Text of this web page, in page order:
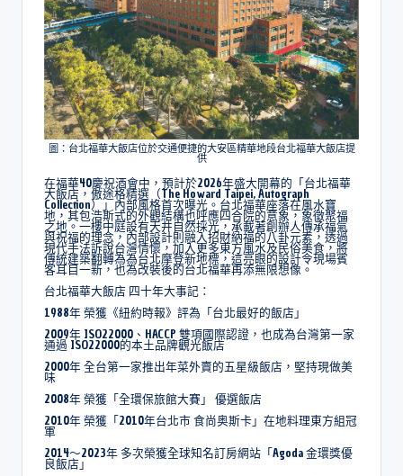
圖：台北福華大飯店位於交通便捷的大安區精華地段台北福華大飯店提
供
在福華40慶祝酒會中，預計於2026年盛大開幕的「台北福華
大飯店，傲途格精選（The Howard Taipei, Autograph
Collection）」內部風格首次曝光。台北福華座落在風水寶
地，其包浩斯式的外觀結構也呼應四合院的意象，象徵聚福
之地。一樓中庭設有天井自然採光，承載著創辦人傳承福氣
與祝福的理念，內部設計則融入招財納福的八卦元素，透過
現代手法訴說台灣情懷，加入更多東方風水及民俗美食，將
傳統建築翻轉為為台北摩登新地標，這亮眼的設計令現場賓
客耳目一新，也為改裝後的台北福華再添無限想像。
台北福華大飯店 四十年大事記：
1988年 榮獲《紐約時報》評為「台北最好的飯店」
2009年 ISO22000、HACCP 雙項國際認證，也成為台灣第一家
通過 ISO22000的本土品牌觀光飯店
2000年 全台第一家推出年菜外賣的五星級飯店，堅持現做美
味
2008年 榮獲「全環保旅館大賽」 優選飯店
2010年 榮獲「2010年台北市 食尚奥斯卡」在地料理東方組冠
軍
2014～2023年 多次榮獲全球知名訂房網站「Agoda 金環獎優
良飯店」